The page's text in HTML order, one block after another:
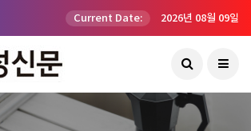
Current Date: 2026년 08월 09일